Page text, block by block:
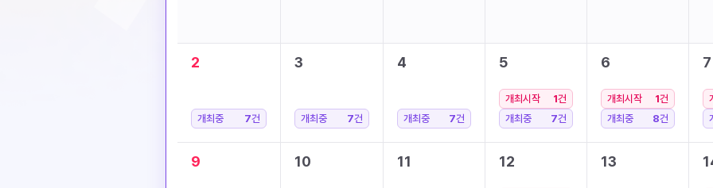
2
개최중 7건
3
개최중 7건
4
개최중 7건
5
개최시작 1건
개최중
7건
6
개최시작 1건
개최중
8건
7
9 10 11 12 13